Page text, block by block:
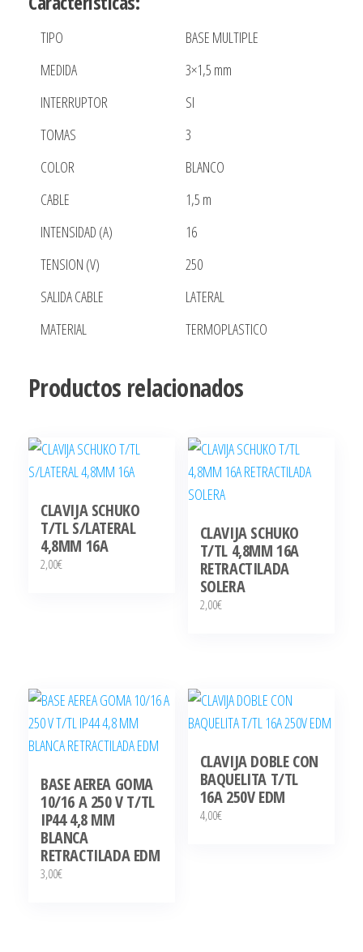
cantidad
TIPO
BASE MULTIPLE
MEDIDA
3×1,5 mm
INTERRUPTOR
SI
TOMAS
3
COLOR
BLANCO
CABLE
1,5 m
INTENSIDAD (A)
16
TENSION (V)
250
SALIDA CABLE
LATERAL
MATERIAL
TERMOPLASTICO
Productos relacionados
CLAVIJA SCHUKO
T/TL S/LATERAL
4,8MM 16A
2,00€
CLAVIJA SCHUKO
T/TL 4,8MM 16A
RETRACTILADA
SOLERA
2,00€
BASE AEREA GOMA
10/16 A 250 V T/TL
IP44 4,8 MM
BLANCA
RETRACTILADA EDM
3,00€
CLAVIJA DOBLE CON
BAQUELITA T/TL
16A 250V EDM
4,00€